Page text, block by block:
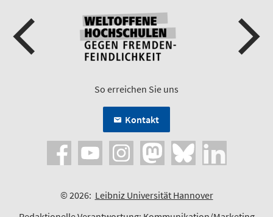
So erreichen Sie uns
Kontakt
© 2026: Leibniz Universität Hannover